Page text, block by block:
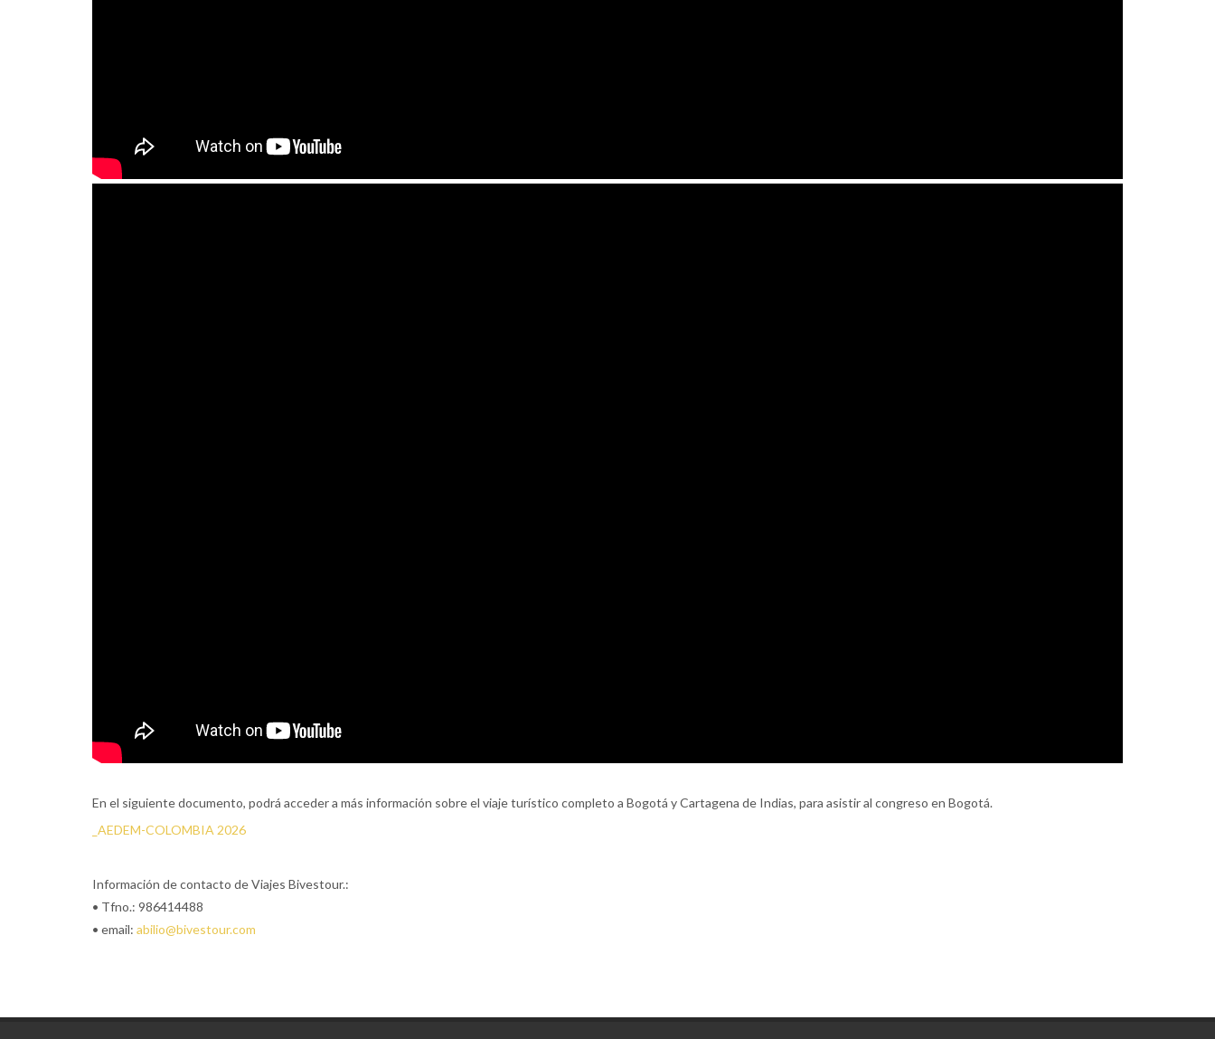
En el siguiente documento, podrá acceder a más información sobre el viaje turístico completo a Bogotá y Cartagena de Indias, para asistir al congreso en Bogotá.
_AEDEM-COLOMBIA 2026
Información de contacto de Viajes Bivestour.:
• Tfno.: 986414488
• email: abilio@bivestour.com